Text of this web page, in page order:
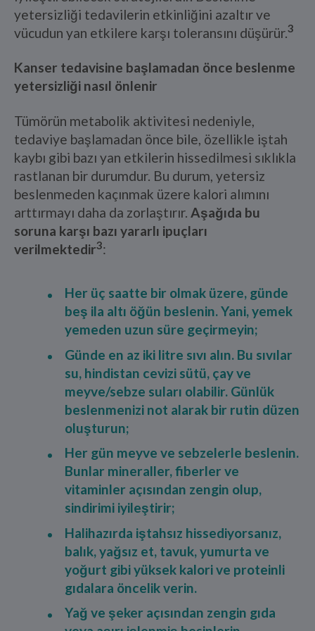
yetersizliği tedavilerin etkinliğini azaltır ve
vücudun yan etkilere karşı toleransını düşürür.3
Kanser tedavisine başlamadan önce beslenme
yetersizliği nasıl önlenir
Tümörün metabolik aktivitesi nedeniyle,
tedaviye başlamadan önce bile, özellikle iştah
kaybı gibi bazı yan etkilerin hissedilmesi sıklıkla
rastlanan bir durumdur. Bu durum, yetersiz
beslenmeden kaçınmak üzere kalori alımını
arttırmayı daha da zorlaştırır. Aşağıda bu
soruna karşı bazı yararlı ipuçları
verilmektedir3:
Her üç saatte bir olmak üzere, günde
beş ila altı öğün beslenin. Yani, yemek
yemeden uzun süre geçirmeyin;
Günde en az iki litre sıvı alın. Bu sıvılar
su, hindistan cevizi sütü, çay ve
meyve/sebze suları olabilir. Günlük
beslenmenizi not alarak bir rutin düzen
oluşturun;
Her gün meyve ve sebzelerle beslenin.
Bunlar mineraller, fiberler ve
vitaminler açısından zengin olup,
sindirimi iyileştirir;
Halihazırda iştahsız hissediyorsanız,
balık, yağsız et, tavuk, yumurta ve
yoğurt gibi yüksek kalori ve proteinli
gıdalara öncelik verin.
Yağ ve şeker açısından zengin gıda